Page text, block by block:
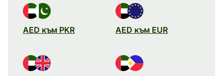
AED към PKR AED към EUR